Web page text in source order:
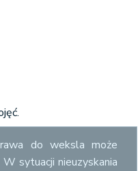
do weksla może
sytuacji nieuzyskania